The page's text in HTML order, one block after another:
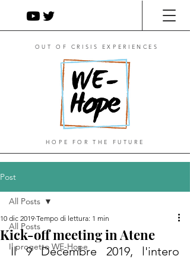
OUT OF CRISIS EXPERIENCES
HOPE FOR THE FUTURE
Post
All Posts
Il progetto WE-Hope
All Posts
Kick-off meeting in Atene
10 dic 2019 Tempo di lettura: 1 min
Il 9 Decembre 2019, l'intero